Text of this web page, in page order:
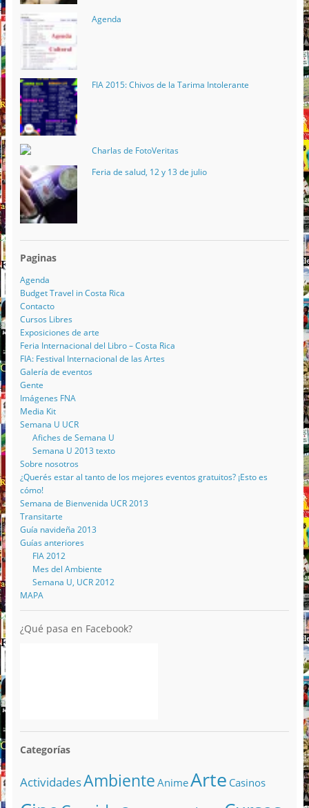
Agenda
FIA 2015: Chivos de la Tarima Intolerante
Charlas de FotoVeritas
Feria de salud, 12 y 13 de julio
Paginas
Agenda
Budget Travel in Costa Rica
Contacto
Cursos Libres
Exposiciones de arte
Feria Internacional del Libro – Costa Rica
FIA: Festival Internacional de las Artes
Galería de eventos
Gente
Imágenes FNA
Media Kit
Semana U UCR
Afiches de Semana U
Semana U 2013 texto
Sobre nosotros
¿Querés estar al tanto de los mejores eventos gratuitos? ¡Esto es
cómo!
Semana de Bienvenida UCR 2013
Transitarte
Guía navideña 2013
Guías anteriores
FIA 2012
Mes del Ambiente
Semana U, UCR 2012
MAPA
¿Qué pasa en Facebook?
Categorías
ActividadesAmbiente AnimeArte Casinos